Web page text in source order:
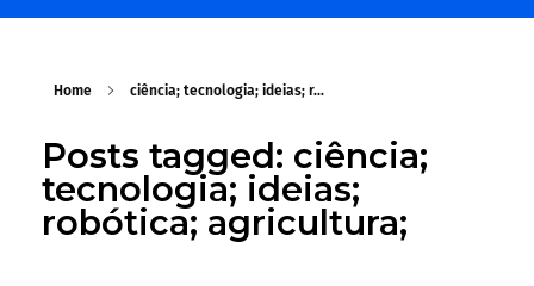
Home ciência; tecnologia; ideias; r...
Posts tagged: ciência;
tecnologia; ideias;
robótica; agricultura;